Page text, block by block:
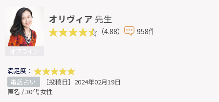
オリヴィア 先生
（4.88） 958件
満足度：
電話占い
［投稿日］2024年02月19日
匿名 / 30代 女性